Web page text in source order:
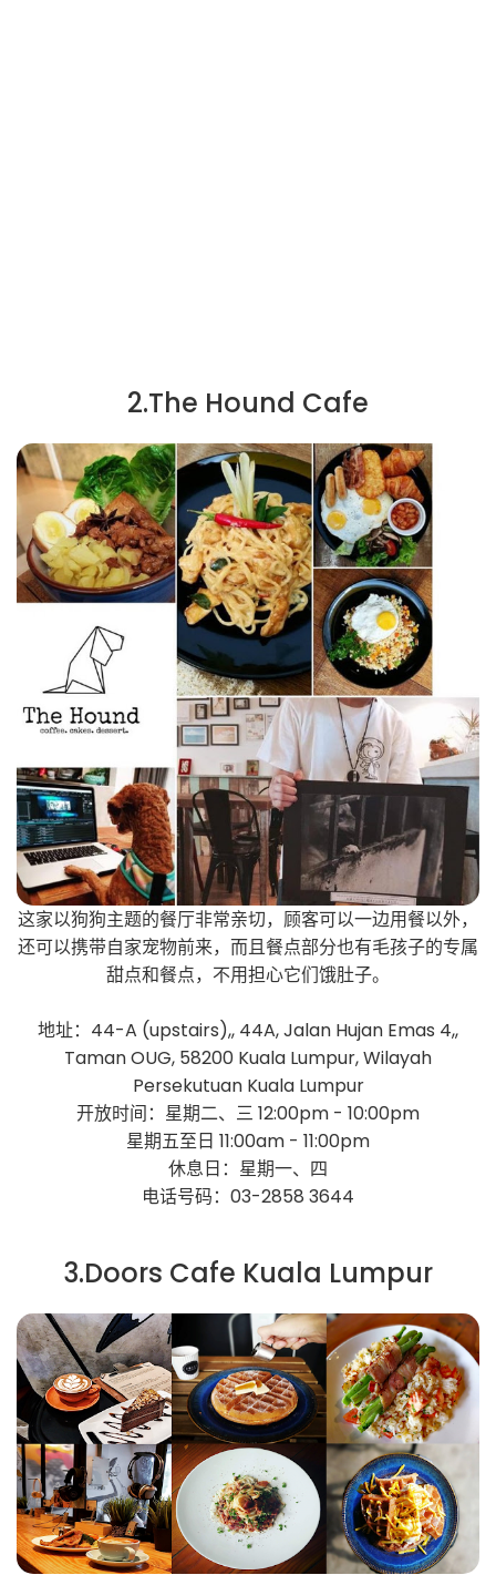
2.The Hound Cafe
这家以狗狗主题的餐厅非常亲切，顾客可以一边用餐以外，
还可以携带自家宠物前来，而且餐点部分也有毛孩子的专属
甜点和餐点，不用担心它们饿肚子。
地址：44-A (upstairs),, 44A, Jalan Hujan Emas 4,,
Taman OUG, 58200 Kuala Lumpur, Wilayah
Persekutuan Kuala Lumpur
开放时间：星期二、三 12:00pm - 10:00pm
星期五至日 11:00am - 11:00pm
休息日：星期一、四
电话号码：03-2858 3644
3.Doors Cafe Kuala Lumpur